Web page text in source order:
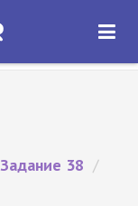
ОТКРЫТЬ
Задание 38 /